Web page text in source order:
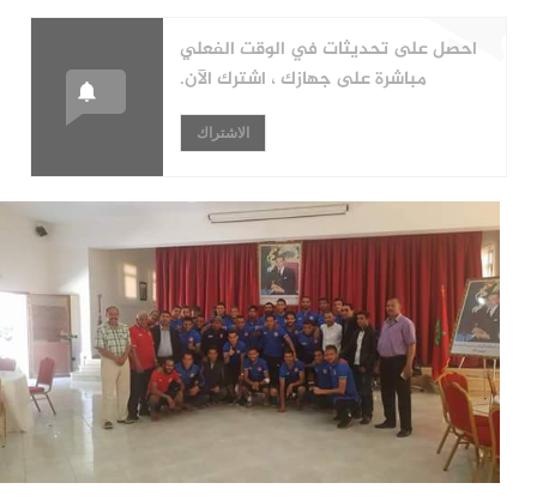
احصل على تحديثات في الوقت الفعلي
مباشرة على جهازك ، اشترك الآن.
الاشتراك